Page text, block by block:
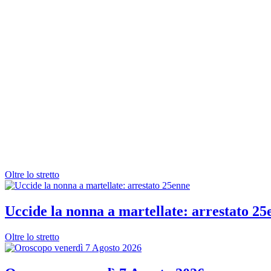
Oltre lo stretto
Uccide la nonna a martellate: arrestato
Oltre lo stretto